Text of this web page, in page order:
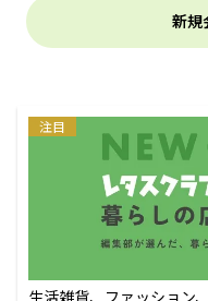
新規
注目
生活雑貨、ファッション